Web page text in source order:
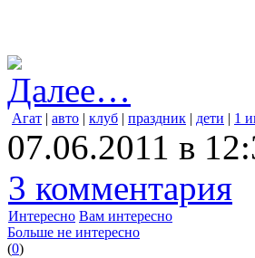
Далее…
Агат | авто | клуб | праздник | дети | 1
07.06.2011 в
3 комментария
Интересно Вам интересно
Больше не интересно
(0)